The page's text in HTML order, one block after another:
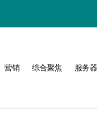
营销 综合聚焦 服务器